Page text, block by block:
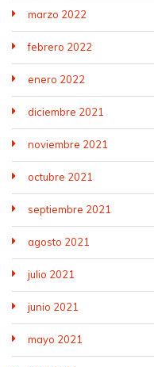
marzo 2022
febrero 2022
enero 2022
diciembre 2021
noviembre 2021
octubre 2021
septiembre 2021
agosto 2021
julio 2021
junio 2021
mayo 2021